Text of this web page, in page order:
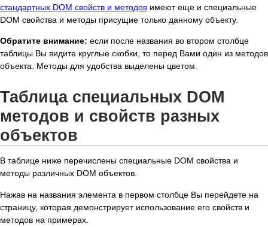
стандартных DOM свойств и методов имеют еще и специальные
DOM свойства и методы присущие только данному объекту.
Обратите внимание: если после названия во втором столбце
таблицы Вы видите круглые скобки, то перед Вами один из методов
объекта. Методы для удобства выделены цветом.
Таблица специальных DOM
методов и свойств разных
объектов
В таблице ниже перечислены специальные DOM свойства и
методы различных DOM объектов.
Нажав на названия элемента в первом столбце Вы перейдете на
страницу, которая демонстрирует использование его свойств и
методов на примерах.